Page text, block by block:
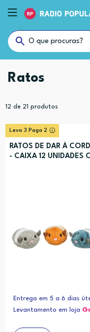
Ratos
12 de 21 produtos
Leva 3 Paga 2
RATOS DE DAR À
- CAIXA 12 UNIDADES
Entrega em 5 a 6 dias
Levantamento em loja